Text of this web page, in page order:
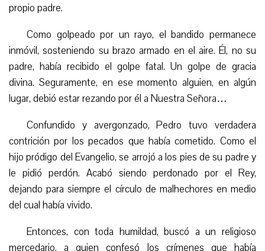
propio padre.
Como golpeado por un rayo, el bandido permanece
inmóvil, sosteniendo su brazo armado en el aire. Él, no su
padre, había recibido el golpe fatal. Un golpe de gracia
divina. Seguramente, en ese momento alguien, en algún
lugar, debió estar rezando por él a Nuestra Señora…
Confundido y avergonzado, Pedro tuvo verdadera
contrición por los pecados que había cometido. Como el
hijo pródigo del Evangelio, se arrojó a los pies de su padre y
le pidió perdón. Acabó siendo perdonado por el Rey,
dejando para siempre el círculo de malhechores en medio
del cual había vivido.
Entonces, con toda humildad, buscó a un religioso
mercedario, a quien confesó los crímenes que había